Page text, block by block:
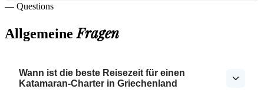
— Questions
AllgemeineFragen
Wann ist die beste Reisezeit für einen
Katamaran-Charter in Griechenland